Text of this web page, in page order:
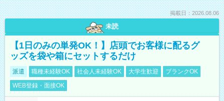
掲載日：2026.08.06
未読
【1日のみの単発OK！】店頭でお客様に配るグ
ッズを袋や箱にセットするだけ
派遣 職種未経験OK 社会人未経験OK 大学生歓迎
ブランクOK
WEB登録・面接OK